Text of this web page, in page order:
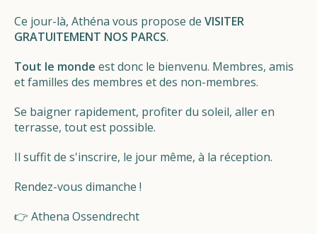
Ce jour-là, Athéna vous propose de VISITER
GRATUITEMENT NOS PARCS.
Tout le monde est donc le bienvenu. Membres, amis
et familles des membres et des non-membres.
Se baigner rapidement, profiter du soleil, aller en
terrasse, tout est possible.
Il suffit de s'inscrire, le jour même, à la réception.
Rendez-vous dimanche !
👉 Athena Ossendrecht